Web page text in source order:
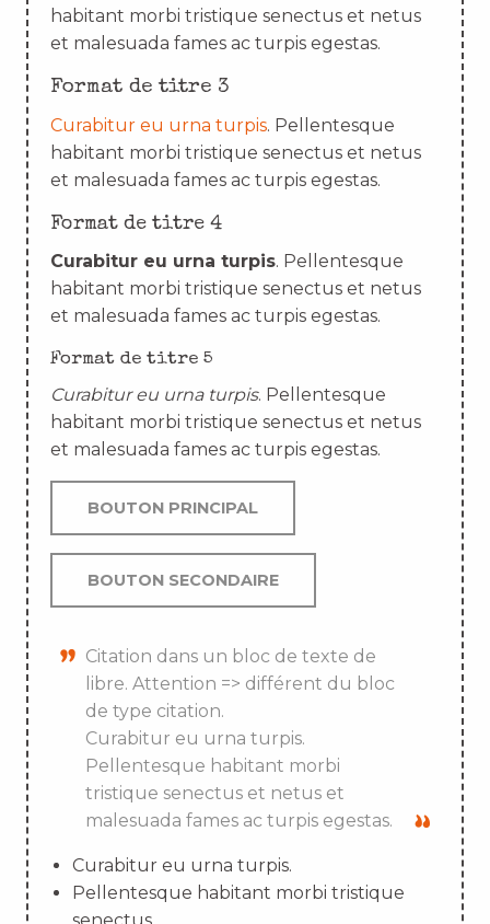
habitant morbi tristique senectus et netus
et malesuada fames ac turpis egestas.
Format de titre 3
Curabitur eu urna turpis. Pellentesque
habitant morbi tristique senectus et netus
et malesuada fames ac turpis egestas.
Format de titre 4
Curabitur eu urna turpis. Pellentesque
habitant morbi tristique senectus et netus
et malesuada fames ac turpis egestas.
Format de titre 5
Curabitur eu urna turpis. Pellentesque
habitant morbi tristique senectus et netus
et malesuada fames ac turpis egestas.
BOUTON PRINCIPAL
BOUTON SECONDAIRE
Citation dans un bloc de texte de
libre. Attention => différent du bloc
de type citation.
Curabitur eu urna turpis.
Pellentesque habitant morbi
tristique senectus et netus et
malesuada fames ac turpis egestas.
Curabitur eu urna turpis.
Pellentesque habitant morbi tristique